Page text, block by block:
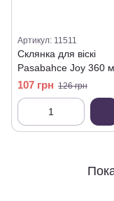
Артикул: 11511
Склянка для віскі
Pasabahce Joy 360
107 грн 126 грн